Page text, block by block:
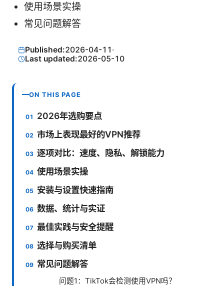
使用场景实操
常见问题解答
Published:2026-04-11 ·
Last updated:2026-05-10
ON THIS PAGE
2026年选购要点
市场上表现最好的VPN推荐
逐项对比：速度、隐私、解锁能力
使用场景实操
安装与设置快速指南
数据、统计与实证
最佳实践与安全提醒
选择与购买清单
常见问题解答
问题1：TikTok会检测使用VPN吗？